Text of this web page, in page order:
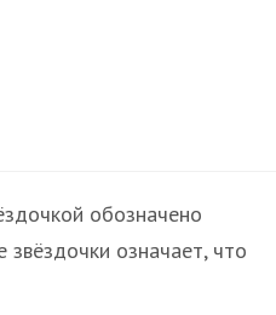
обозначено
звёздочки означает, что